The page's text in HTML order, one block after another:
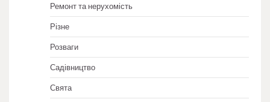
Ремонт та нерухомість
Різне
Розваги
Садівництво
Свята